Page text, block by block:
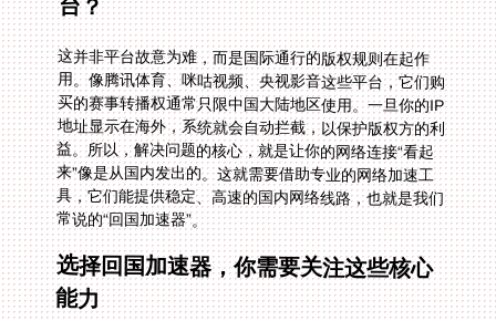
台？
这并非平台故意为难，而是国际通行的版权规则在起作
用。像腾讯体育、咪咕视频、央视影音这些平台，它们购
买的赛事转播权通常只限中国大陆地区使用。一旦你的IP
地址显示在海外，系统就会自动拦截，以保护版权方的利
益。所以，解决问题的核心，就是让你的网络连接“看起
来”像是从国内发出的。这就需要借助专业的网络加速工
具，它们能提供稳定、高速的国内网络线路，也就是我们
常说的“回国加速器”。
选择回国加速器，你需要关注这些核心
能力